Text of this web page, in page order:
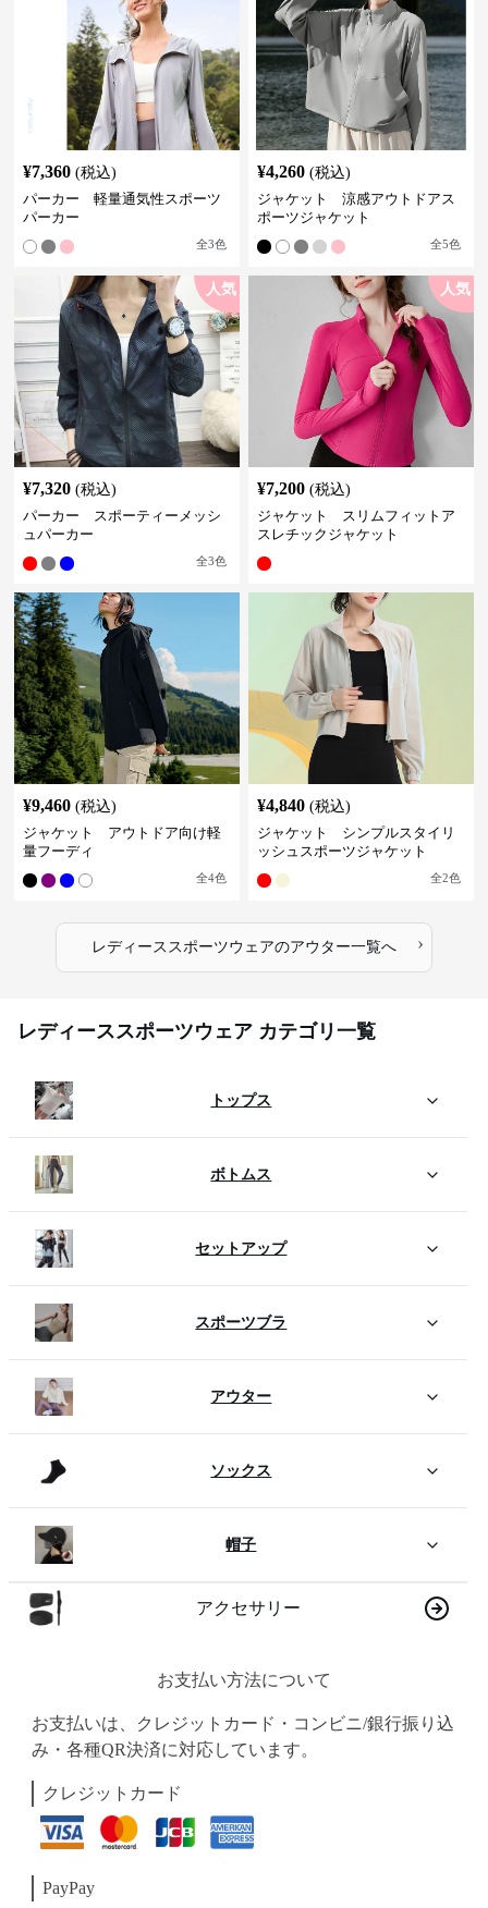
¥7,360 (税込)
パーカー 軽量通気性スポーツ
パーカー
全3色
¥4,260 (税込)
ジャケット 涼感アウトドアス
ポーツジャケット
全5色
人気
¥7,320 (税込)
パーカー スポーティーメッシ
ュパーカー
全3色
人気
¥7,200 (税込)
ジャケット スリムフィットア
スレチックジャケット
¥9,460 (税込)
ジャケット アウトドア向け軽
量フーディ
全4色
¥4,840 (税込)
ジャケット シンプルスタイリ
ッシュスポーツジャケット
全2色
レディーススポーツウェアのアウター一覧へ ›
レディーススポーツウェア カテゴリ一覧
トップス
ボトムス
セットアップ
スポーツブラ
アウター
ソックス
帽子
アクセサリー
お支払い方法について
お支払いは、クレジットカード・コンビニ/銀行振り込
み・各種QR決済に対応しています。
クレジットカード
PayPay